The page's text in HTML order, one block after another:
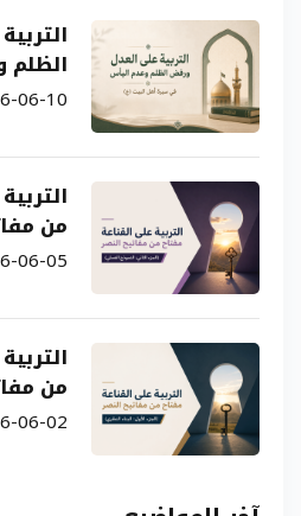
سيرة
06-10
من
06-05
من
الأول:
06-02